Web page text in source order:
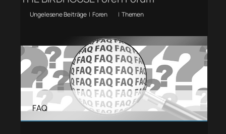
Ungelesene Beiträge | Foren | Themen
FAQ